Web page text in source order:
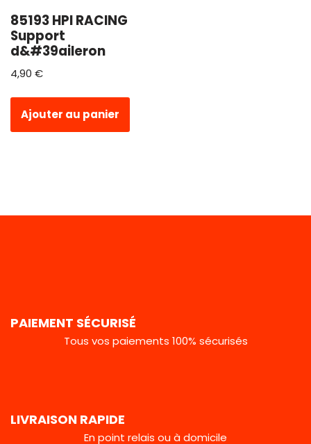
85193 HPI RACING
Support
d&#39aileron
4,90 €
Ajouter au panier
PAIEMENT SÉCURISÉ
Tous vos paiements 100% sécurisés
LIVRAISON RAPIDE
En point relais ou à domicile